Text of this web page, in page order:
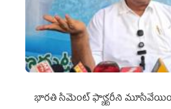
భారతి సిమెంట్ ఫ్యాక్టరీని